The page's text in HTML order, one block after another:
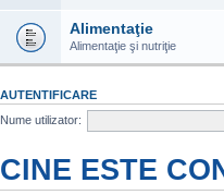
Alimentaţie
Alimentaţie şi nutriţie
AUTENTIFICARE
Nume utilizator:
CINE ESTE